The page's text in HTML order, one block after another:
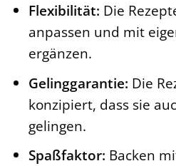
Flexibilität: Die
anpassen und mit
ergänzen.
Gelinggarantie: Die
konzipiert, dass sie
gelingen.
Spaßfaktor: Backen